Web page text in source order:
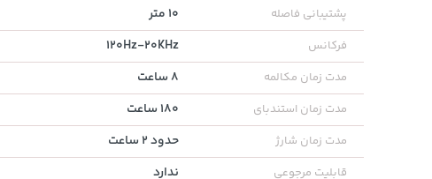
5,454,000
خرید
2,275,000
پشتیبانی فاصله 10 متر
فرکانس 120Hz-20KHz
مدت زمان مکالمه 8 ساعت
مدت زمان استندبای 180 ساعت
مدت زمان شارژ حدود 2 ساعت
قابلیت مرجوعی ندارد